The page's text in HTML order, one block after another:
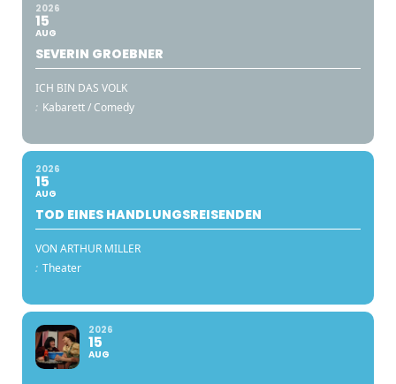
2026
15
AUG
SEVERIN GROEBNER
ICH BIN DAS VOLK
: Kabarett / Comedy
2026
15
AUG
TOD EINES HANDLUNGSREISENDEN
VON ARTHUR MILLER
: Theater
2026
15
AUG